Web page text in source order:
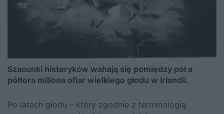
Szacunki historyków wahają się pomiędzy pół a
półtora miliona ofiar wielkiego głodu w Irlandii.
Po latach głodu – który zgodnie z terminologią